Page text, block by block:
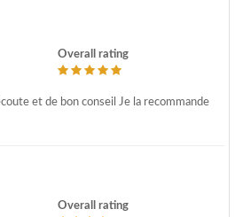
Overall rating
et de bon conseil Je la recommande
Overall rating